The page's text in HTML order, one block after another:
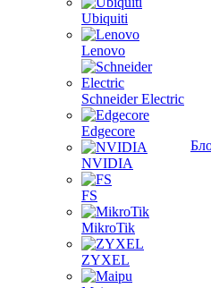
Ubiquiti
Lenovo
Schneider Electric
Edgecore
NVIDIA
FS
MikroTik
ZYXEL